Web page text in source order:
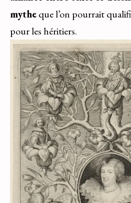
mytheque l’on pourrait
pour les héritiers.